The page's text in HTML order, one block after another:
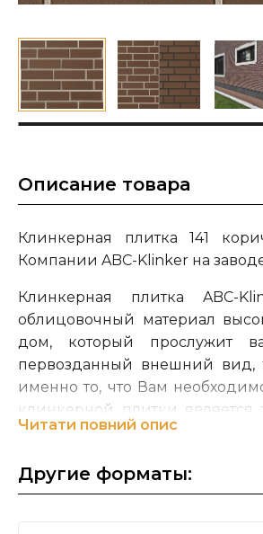
Описание товара
Клинкерная плитка 141
Компании ABC-Klinker на
Клинкерная плитка ABC-
облицовочный материал
дом, который прослужит
первозданный внешний вид,
именно то, что Вам
клинкерной плитки
уникальный вид и создает
На сегодняшний день группа
Читати повний опис
Другие форматы: